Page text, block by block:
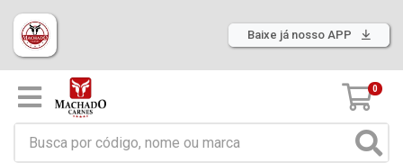
Baixe já nosso APP
0